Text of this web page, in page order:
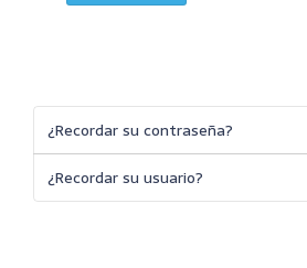
¿Recordar su contraseña?
¿Recordar su usuario?